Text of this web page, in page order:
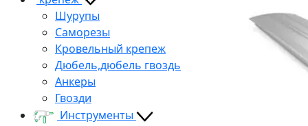
Шурупы
Саморезы
Кровельный крепеж
Дюбель,дюбель гвоздь
Анкеры
Гвозди
Инструменты